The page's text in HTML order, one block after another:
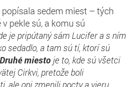
sedem miest – tých
pekle sú, a komu sú
je pripútaný sám Lucifer a s ním
sedadlo, a tam sú tí, ktorí sú
Druhé miestoje to, kde sú všetci
Cirkvi, pretože boli
ale oni zmenili pocty a vieru,